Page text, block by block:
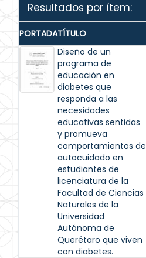
Resultados por ítem:
PORTADATÍTULO
Diseño de un
programa de
educación en
diabetes que
responda a las
necesidades
educativas sentidas
y promueva
comportamientos de
autocuidado en
estudiantes de
licenciatura de la
Facultad de Ciencias
Naturales de la
Universidad
Autónoma de
Querétaro que viven
con diabetes.